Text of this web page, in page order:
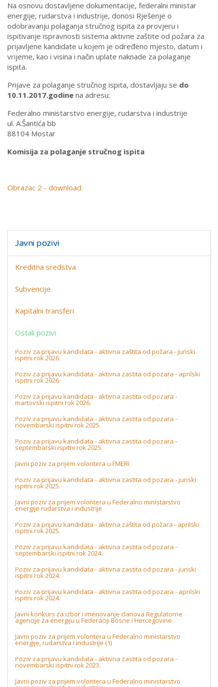
Na osnovu dostavljene dokumentacije, federalni ministar
energije, rudarstva i industrije, donosi Rješenje o
odobravanju polaganja stručnog ispita za provjeru i
ispitivanje ispravnosti sistema aktivne zaštite od požara za
prijavljene kandidate u kojem je određeno mjesto, datum i
vrijeme, kao i visina i način uplate naknade za polaganje
ispita.
Prijave za polaganje stručnog ispita, dostavljaju se do
10.11.2017.godine na adresu:
Federalno ministarstvo energije, rudarstva i industrije
ul. A.Šantića bb
88104 Mostar
Komisija za polaganje stručnog ispita
Obrazac 2 - download
Javni pozivi
Kreditna sredstva
Subvencije
Kapitalni transferi
Ostali pozivi
Poziv za prijavu kandidata - aktivna zaštita od požara - junski
ispitni rok 2026.
Poziv za prijavu kandidata - aktivna zastita od pozara - aprilski
ispitni rok 2026.
Poziv za prijavu kandidata - aktivna zastita od pozara -
martovski ispitni rok 2026.
Poziv za prijavu kandidata - aktivna zastita od pozara -
novembarski ispitni rok 2025.
Poziv za prijavu kandidata - aktivna zastita od pozara -
septembarski ispitni rok 2025.
Javni poziv za prijem volontera u FMERI
Poziv za prijavu kandidata - aktivna zastita od pozara - junski
ispitni rok 2025.
Javni poziv za prijem volontera u Federalno ministarstvo
energije rudarstva i industrije
Poziv za prijavu kandidata - aktivna zaštita od požara - aprilski
ispitni rok 2025.
Poziv za prijavu kandidata - aktivna zastita od pozara -
septembarski ispitni rok 2024.
Poziv za prijavu kandidata - aktivna zastita od pozara - junski
ispitni rok 2024.
Poziv za prijavu kandidata - aktivna zastita od pozara - aprilski
ispitni rok 2024.
Javni konkurs za izbor i imenovanje clanova Regulatorne
agencije za energiju u Federaciji Bosne i Hercegovine
Javni poziv za prijem volontera u Federalno ministarstvo
energije, rudarstva i industrije (1)
Poziv za prijavu kandidata - aktivna zastita od pozara -
novembarski ispitni rok 2023.
Javni poziv za prijem volontera u Federalno ministarstvo